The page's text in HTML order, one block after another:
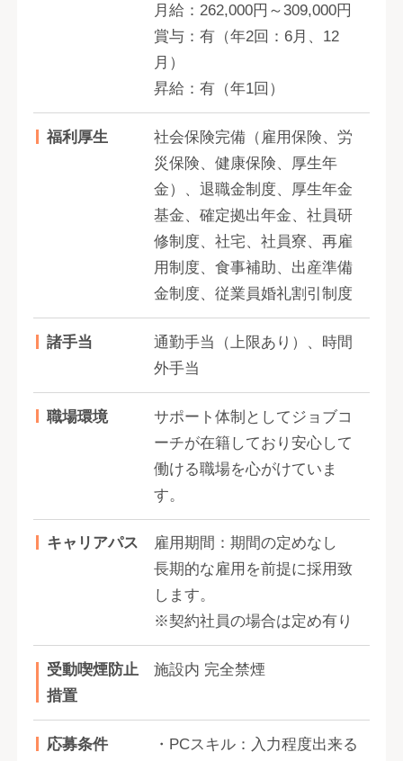
月給：262,000円～309,000円
賞与：有（年2回：6月、12
月）
昇給：有（年1回）
福利厚生
社会保険完備（雇用保険、労
災保険、健康保険、厚生年
金）、退職金制度、厚生年金
基金、確定拠出年金、社員研
修制度、社宅、社員寮、再雇
用制度、食事補助、出産準備
金制度、従業員婚礼割引制度
諸手当
通勤手当（上限あり）、時間
外手当
職場環境
サポート体制としてジョブコ
ーチが在籍しており安心して
働ける職場を心がけていま
す。
キャリアパス
雇用期間：期間の定めなし
長期的な雇用を前提に採用致
します。
※契約社員の場合は定め有り
受動喫煙防止
措置
施設内 完全禁煙
応募条件
・PCスキル：入力程度出来る